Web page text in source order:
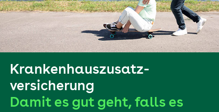
Krankenhaus­zusatz­
versicherung
Damit es gut geht, falls es